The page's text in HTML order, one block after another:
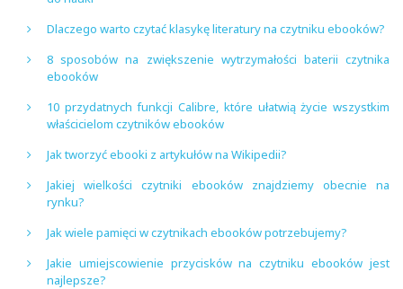
Dlaczego warto czytać klasykę literatury na czytniku ebooków?
8 sposobów na zwiększenie wytrzymałości baterii czytnika
ebooków
10 przydatnych funkcji Calibre, które ułatwią życie wszystkim
właścicielom czytników ebooków
Jak tworzyć ebooki z artykułów na Wikipedii?
Jakiej wielkości czytniki ebooków znajdziemy obecnie na
rynku?
Jak wiele pamięci w czytnikach ebooków potrzebujemy?
Jakie umiejscowienie przycisków na czytniku ebooków jest
najlepsze?